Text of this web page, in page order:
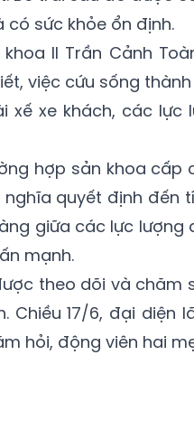
có sức khỏe ổn định.
II Trần Cảnh
việc cứu sống
xế xe khách, các
hợp sản khoa cấp
quyết định đến
giữa các lực lượng
mạnh.
theo dõi và chăm
Chiều 17/6, đại diện
hỏi, động viên hai